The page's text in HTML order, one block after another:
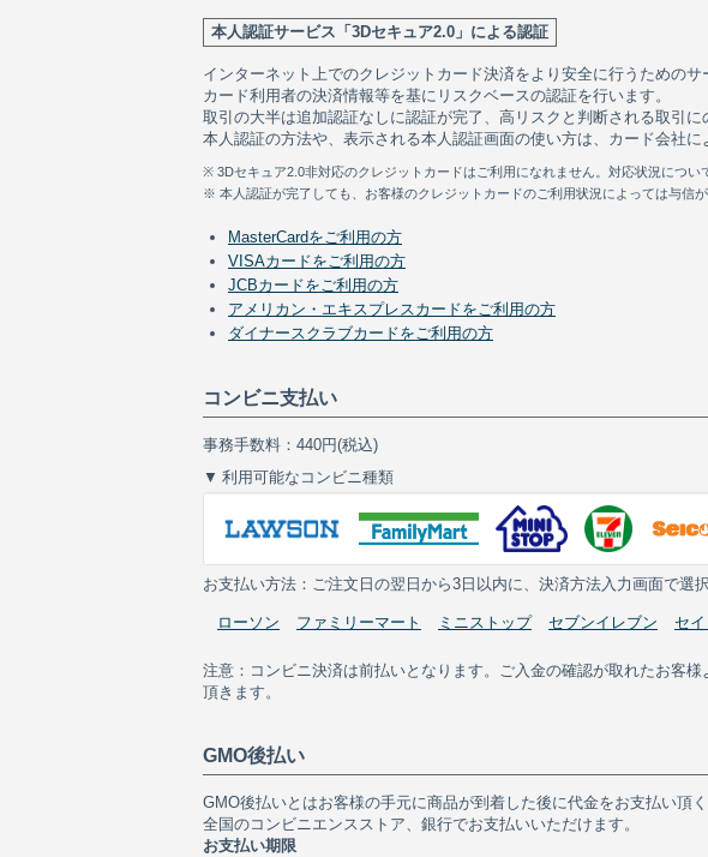
本人認証サービス「3Dセキュア2.0」による認証
インターネット上でのクレジットカード決済をより安全に行うためのサ
カード利用者の決済情報等を基にリスクベースの認証を行います。
取引の大半は追加認証なしに認証が完了、高リスクと判断される取引
本人認証の方法や、表示される本人認証画面の使い方は、カード会社
※ 3Dセキュア2.0非対応のクレジットカードはご利用になれません。対応状況につい
※ 本人認証が完了しても、お客様のクレジットカードのご利用状況によっては与信が
MasterCardをご利用の方
VISAカードをご利用の方
JCBカードをご利用の方
アメリカン・エキスプレスカードをご利用の方
ダイナースクラブカードをご利用の方
コンビニ支払い
事務手数料：440円(税込)
利用可能なコンビニ種類
お支払い方法：ご注文日の翌日から3日以内に、決済方法入力画面で選
ローソン ファミリーマート ミニストップ セブンイレブン セ
注意：コンビニ決済は前払いとなります。ご入金の確認が取れたお客
頂きます。
GMO後払い
GMO後払いとはお客様の手元に商品が到着した後に代金をお支払い頂く
全国のコンビニエンスストア、銀行でお支払いいただけます。
お支払い期限